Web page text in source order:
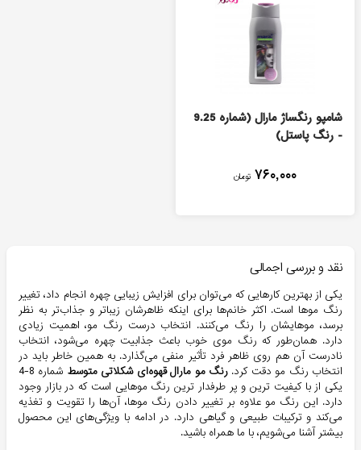
شامپو رنگساژ مارال (شماره 9.25
- رنگ پاستل)
۷۶۰,۰۰۰ تومان
نقد و بررسی اجمالی
یکی از بهترین کارهایی که می‌توان برای افزایش زیبایی چهره انجام داد، تغییر
رنگ موها است. اکثر خانم‌ها برای اینکه ظاهرشان زیباتر و جذاب‌تر به نظر
برسد، موهایشان را رنگ می‌کنند. انتخاب درست رنگ مو، اهمیت زیادی
دارد. همان‌طور که رنگ موی خوب باعث جذابیت چهره می‌شود، انتخاب
نادرست آن هم روی ظاهر فرد تأثیر منفی می‌گذارد. به همین خاطر باید در
انتخاب رنگ مو دقت کرد.رنگ مو مارال قهوه‌ای شکلاتی متوسط
شماره 8-4
یکی از با کیفیت ترین و پر طرفدار ترین رنگ موهایی است که در بازار وجود
دارد. این رنگ مو علاوه بر تغییر دادن رنگ موها، آن‌ها را تقویت و تغذیه
می‌کند و ترکیبات طبیعی و گیاهی دارد. در ادامه با ویژگی‌های این محصول
بیشتر آشنا می‌شویم، با ما همراه باشید.